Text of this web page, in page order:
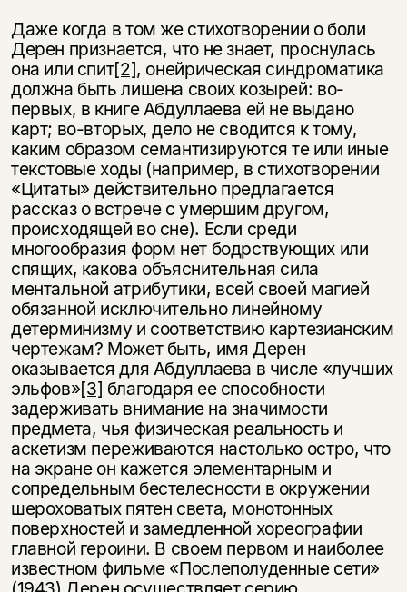
Даже когда в том же стихотворении о боли
Дерен признается, что не знает, проснулась
она или спит[2], онейрическая синдроматика
должна быть лишена своих козырей: во-
первых, в книге Абдуллаева ей не выдано
карт; во-вторых, дело не сводится к тому,
каким образом семантизируются те или иные
текстовые ходы (например, в стихотворении
«Цитаты» действительно предлагается
рассказ о встрече с умершим другом,
происходящей во сне). Если среди
многообразия форм нет бодрствующих или
спящих, какова объяснительная сила
ментальной атрибутики, всей своей магией
обязанной исключительно линейному
детерминизму и соответствию картезианским
чертежам? Может быть, имя Дерен
оказывается для Абдуллаева в числе «лучших
эльфов»[3] благодаря ее способности
задерживать внимание на значимости
предмета, чья физическая реальность и
аскетизм переживаются настолько остро, что
на экране он кажется элементарным и
сопредельным бестелесности в окружении
шероховатых пятен света, монотонных
поверхностей и замедленной хореографии
главной героини. В своем первом и наиболее
известном фильме «Послеполуденные сети»